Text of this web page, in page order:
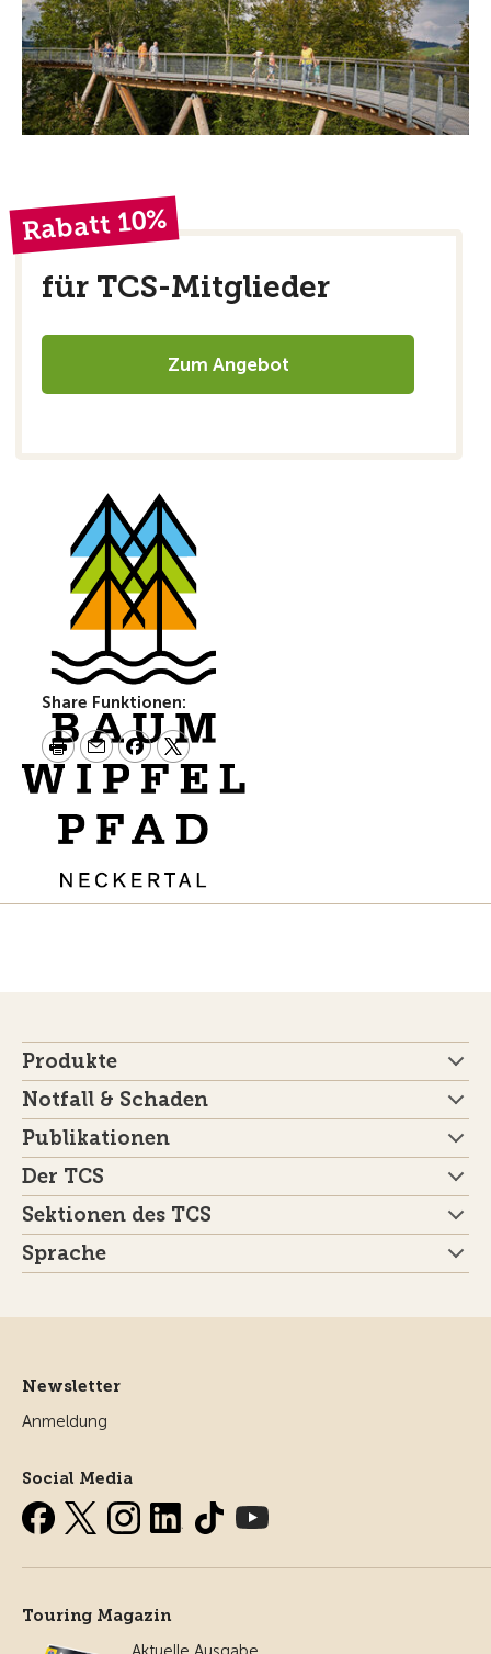
Rabatt 10%
für TCS-Mitglieder
Zum Angebot
Share Funktionen:
Produkte
Notfall & Schaden
Publikationen
Der TCS
Sektionen des TCS
Sprache
Newsletter
Anmeldung
Social Media
Touring Magazin